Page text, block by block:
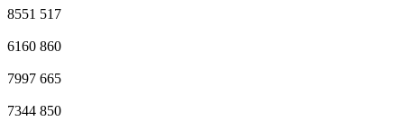
8551 517
6160 860
7997 665
7344 850